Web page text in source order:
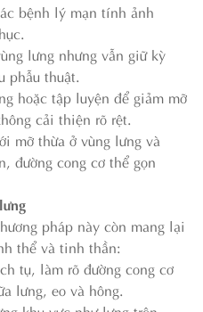
bệnh lý mạn tính ảnh
lưng nhưng vẫn giữ kỳ
phẫu thuật.
hoặc tập luyện để giảm mỡ
cải thiện rõ rệt.
mỡ thừa ở vùng lưng và
đường cong cơ thể gọn
pháp này còn mang lại
thể và tinh thần:
tụ, làm rõ đường cong cơ
lưng, eo và hông.